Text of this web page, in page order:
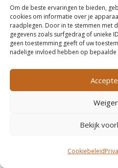
Om de beste ervaringen te bieden,
cookies om informatie over je
raadplegen. Door in te stemmen met
gegevens zoals surfgedrag of unieke
geen toestemming geeft of uw
nadelige invloed hebben op
Bekijk
Cookiebeleid
en deze inhoud
elektromotoren en lithium